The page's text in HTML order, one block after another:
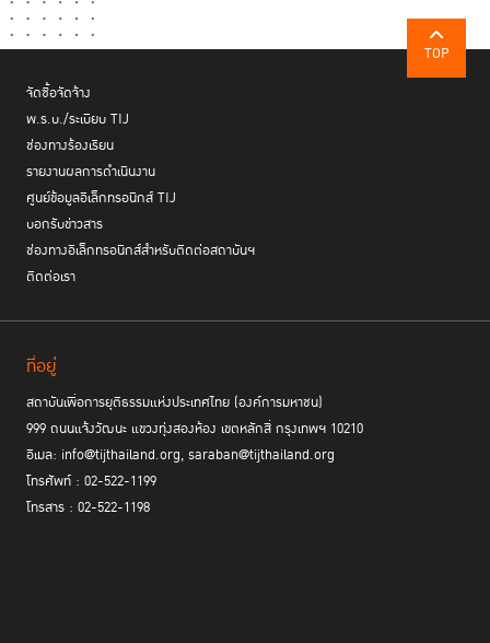
TOP
จัดซื้อจัดจ้าง
พ.ร.บ./ระเบียบ TIJ
ช่องทางร้องเรียน
รายงานผลการดำเนินงาน
ศูนย์ข้อมูลอิเล็กทรอนิกส์ TIJ
บอกรับข่าวสาร
ช่องทางอิเล็กทรอนิกส์สำหรับติดต่อสถาบันฯ
ติดต่อเรา
ที่อยู่
สถาบันเพื่อการยุติธรรมแห่งประเทศไทย (องค์การมหาชน)
999 ถนนแจ้งวัฒนะ แขวงทุ่งสองห้อง เขตหลักสี่ กรุงเทพฯ 10210
อีเมล: info@tijthailand.org, saraban@tijthailand.org
โทรศัพท์ : 02-522-1199
โทรสาร : 02-522-1198